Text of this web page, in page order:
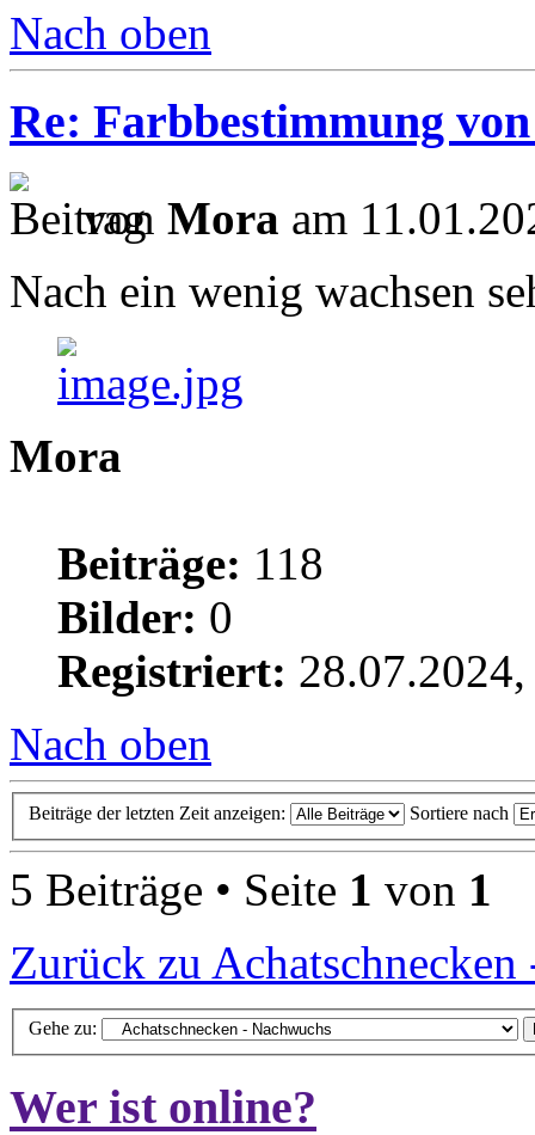
Nach oben
Re: Farbbestimmung
von Mora am
Nach ein wenig wachsen
Mora
Beiträge: 118
Bilder: 0
Registriert:
Nach oben
Beiträge der letzten Zeit anzeigen: Sortiere nach
5 Beiträge • Seite 1 von 1
Zurück zu Achatschnecken
Gehe zu:
Wer ist online?